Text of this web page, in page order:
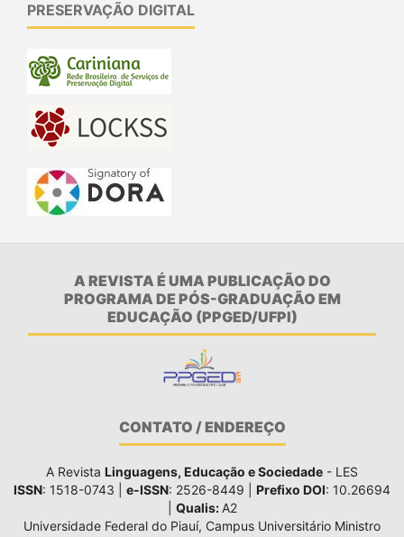
PRESERVAÇÃO DIGITAL
A REVISTA É UMA PUBLICAÇÃO DO
PROGRAMA DE PÓS-GRADUAÇÃO EM
EDUCAÇÃO (PPGED/UFPI)
CONTATO / ENDEREÇO
A Revista Linguagens, Educação e Sociedade - LES
ISSN: 1518-0743 | e-ISSN: 2526-8449 | Prefixo DOI: 10.26694
Qualis: A2
Universidade Federal do Piauí, Campus Universitário Ministro